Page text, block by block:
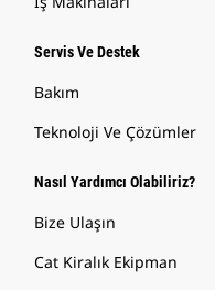
Servis Ve Destek
Bakım
Teknoloji Ve Çözümler
Nasıl Yardımcı Olabiliriz?
Bize Ulaşın
Cat Kiralık Ekipman